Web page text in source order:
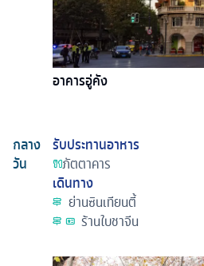
อาคารอู่คัง
กลาง
วัน
รับประทานอาหาร
ภัตตาคาร
เดินทาง
ย่านซินเทียนตี้
ร้านใบชาจีน